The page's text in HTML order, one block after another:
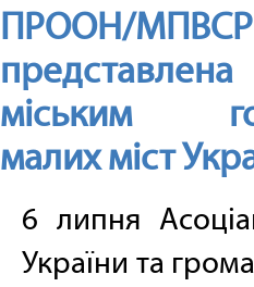
ПРООН/МПВСР
представлена
міським
малих міст
6 липня
України та